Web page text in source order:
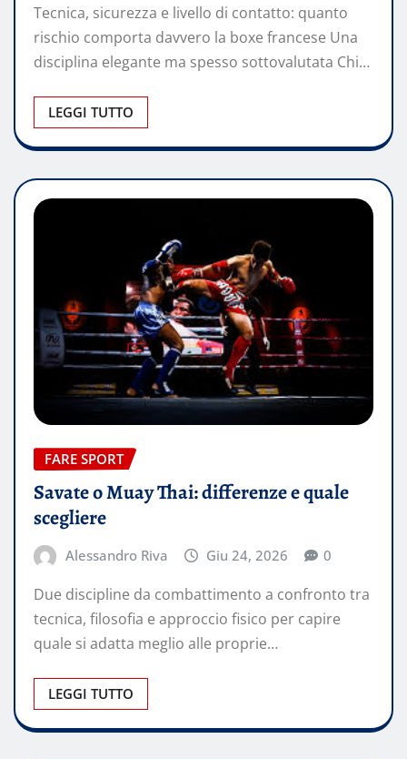
Tecnica, sicurezza e livello di contatto: quanto
rischio comporta davvero la boxe francese Una
disciplina elegante ma spesso sottovalutata Chi…
LEGGI TUTTO
FARE SPORT
Savate o Muay Thai: differenze e quale
scegliere
Alessandro Riva Giu 24, 2026 0
Due discipline da combattimento a confronto tra
tecnica, filosofia e approccio fisico per capire
quale si adatta meglio alle proprie…
LEGGI TUTTO